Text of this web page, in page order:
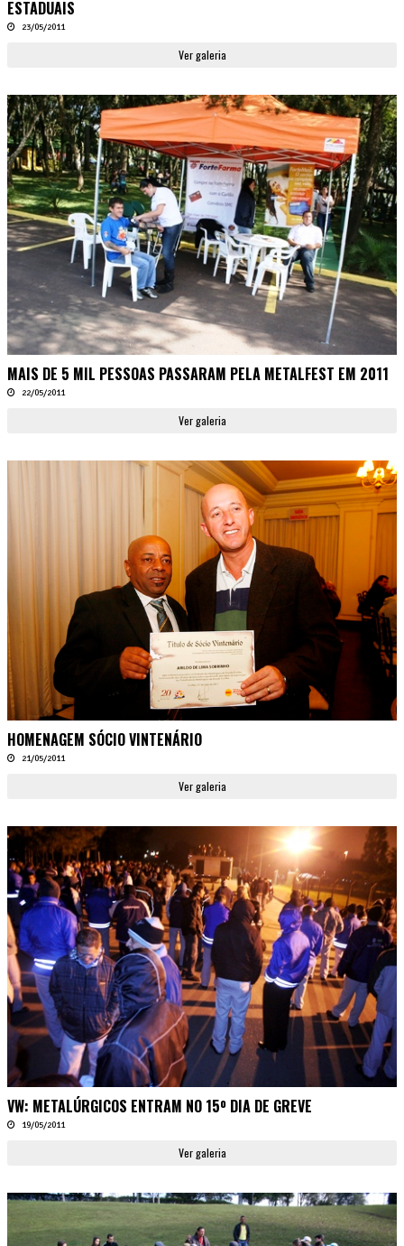
ESTADUAIS
23/05/2011
Ver galeria
MAIS DE 5 MIL PESSOAS PASSARAM PELA METALFEST EM 2011
22/05/2011
Ver galeria
HOMENAGEM SÓCIO VINTENÁRIO
21/05/2011
Ver galeria
VW: METALÚRGICOS ENTRAM NO 15º DIA DE GREVE
19/05/2011
Ver galeria